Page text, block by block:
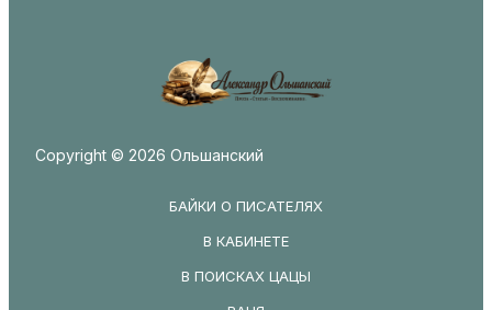
Copyright © 2026 Ольшанский
БАЙКИ О ПИСАТЕЛЯХ
В КАБИНЕТЕ
В ПОИСКАХ ЦАЦЫ